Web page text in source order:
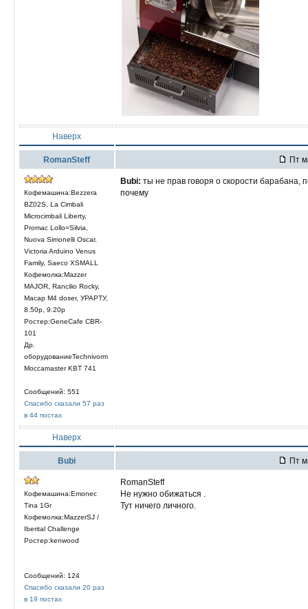
Наверх
RomanSteff Пт
Кофемашина:Bezzera
BZ02S, La Cimbali
Microcimbali Liberty,
Promac Lollo=Silvia,
Nuova Simonelli Oscar,
Victoria Arduino Venus
Family, Saeco XSMALL
Кофемолка:Mazzer
MAJOR, Rancilio Rocky,
Macap M4 doser, УРАРТУ,
8.50р, 9.20р
Ростер:GeneCafe CBR-
101
Др.
оборудованиеTechnivorm
Moccamaster KBT 741
Сообщений: 551
Спасибо сказали 57 раз
в 44 постах
Bubi: ты не прав говоря о скорости барабана,
почему
Наверх
Bubi Пт
Кофемашина:Emonec
Tina 1Gr
Кофемолка:MazzerSJ /
Iberital Challenge
Ростер:kenwood
Сообщений: 124
Спасибо сказали 20 раз
в 19 постах
RomanSteff
Не нужно обижаться .
Тут ничего личного.